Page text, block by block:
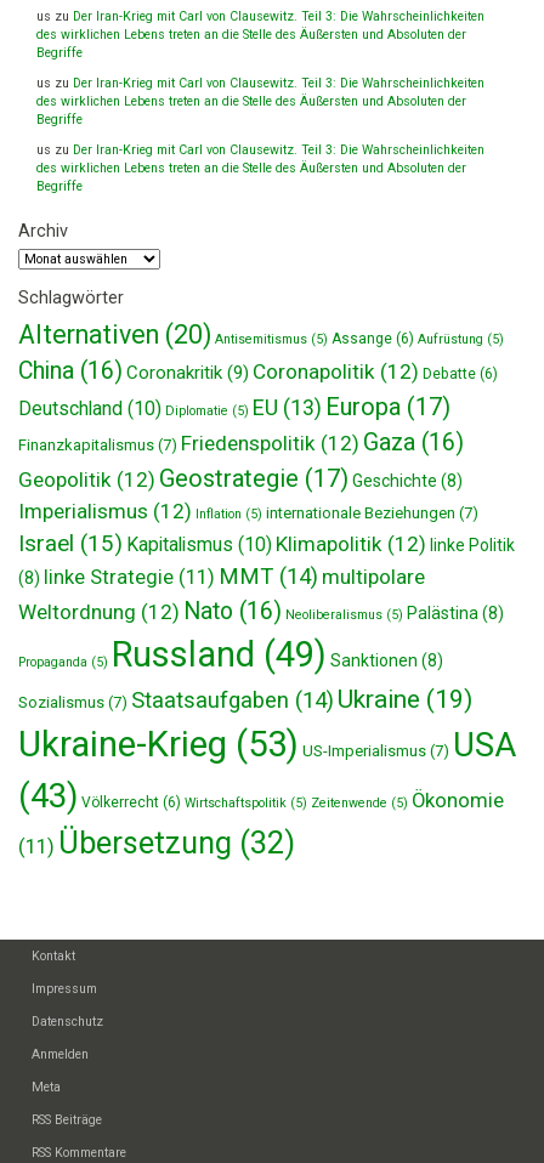
us zu Der Iran-Krieg mit Carl von Clausewitz. Teil 3: Die Wahrscheinlichkeiten
des wirklichen Lebens treten an die Stelle des Äußersten und Absoluten der
Begriffe
us zu Der Iran-Krieg mit Carl von Clausewitz. Teil 3: Die Wahrscheinlichkeiten
des wirklichen Lebens treten an die Stelle des Äußersten und Absoluten der
Begriffe
us zu Der Iran-Krieg mit Carl von Clausewitz. Teil 3: Die Wahrscheinlichkeiten
des wirklichen Lebens treten an die Stelle des Äußersten und Absoluten der
Begriffe
Archiv
Archiv
Schlagwörter
Alternativen (20) Antisemitismus (5) Assange (6) Aufrüstung (5)
China (16) Coronakritik (9) Coronapolitik (12) Debatte (6)
Deutschland (10) Diplomatie (5) EU (13) Europa (17)
Finanzkapitalismus (7) Friedenspolitik (12) Gaza (16)
Geopolitik (12) Geostrategie (17) Geschichte (8)
Imperialismus (12) Inflation (5) internationale Beziehungen (7)
Israel (15) Kapitalismus (10) Klimapolitik (12) linke Politik
(8) linke Strategie (11) MMT (14) multipolare
Weltordnung (12) Nato (16) Neoliberalismus (5) Palästina(8)
Propaganda (5) Russland (49) Sanktionen (8)
Sozialismus (7) Staatsaufgaben (14) Ukraine (19)
Ukraine-Krieg (53) US-Imperialismus (7) USA
(43) Völkerrecht (6) Wirtschaftspolitik (5) Zeitenwende (5) Ökonomie
(11) Übersetzung (32)
Kontakt
Impressum
Datenschutz
Anmelden
Meta
RSS Beiträge
RSS Kommentare